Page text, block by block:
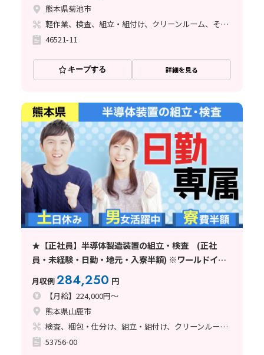
熊本県菊池市
軽作業、検査、組立・組付け、クリーンルーム、その他
46521-11
キープする 詳細を見る
★【正社員】半導体製造装置の組立・検査 (正社
員・未経験・日勤・地元・入寮半額) ※ワールドイン
テック直接雇用
月収例284,250 円
【月給】224,000円～
熊本県山鹿市
検査、梱包・仕分け、組立・組付け、クリーンルーム、清掃・洗浄、立ち作業
53756-00